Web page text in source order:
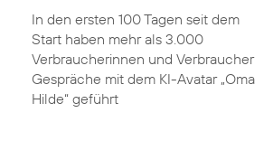
In den ersten 100 Tagen seit dem
Start haben mehr als 3.000
Verbraucherinnen und Verbraucher
Gespräche mit dem KI-Avatar „Oma
Hilde“ geführt